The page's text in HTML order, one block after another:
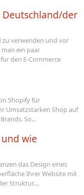
der
zu verwenden und vor
ein paar
den E-Commerce
Shopify für
Umsatzstarken Shop auf
So…
wie
das Design eines
Ihrer Website mit
Struktur.…